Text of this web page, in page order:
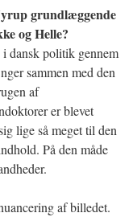
grundlæggende
og Helle?
i dansk politik gennem
sammen med den
af
er blevet
lige så meget til den
På den måde
af billedet.